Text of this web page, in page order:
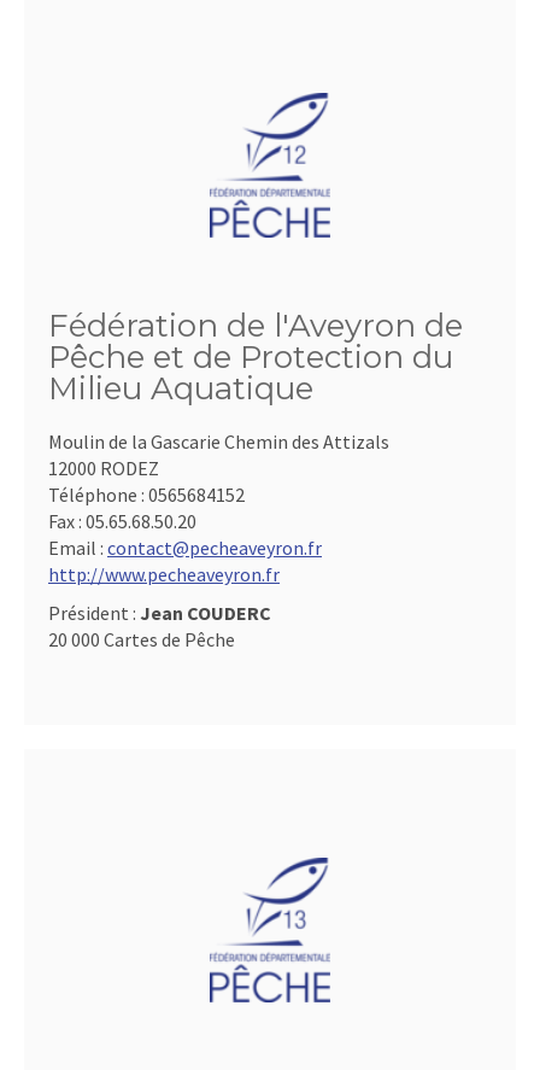
Fédération de l'Aveyron de
Pêche et de Protection du
Milieu Aquatique
Moulin de la Gascarie Chemin des Attizals
12000 RODEZ
Téléphone : 0565684152
Fax : 05.65.68.50.20
Email : contact@pecheaveyron.fr
http://www.pecheaveyron.fr
Président : Jean COUDERC
20 000 Cartes de Pêche